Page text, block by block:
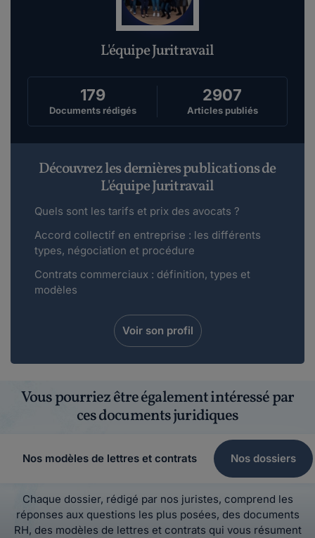
L'équipe Juritravail
179
Documents rédigés
2907
Articles publiés
Découvrez les dernières publications de
L'équipe Juritravail
Quels sont les tarifs et prix des avocats ?
Accord collectif en entreprise : les différents
types, négociation et procédure
Contrats commerciaux : définition, types et
modèles
Voir son profil
Vous pourriez être également intéressé par
ces documents juridiques
Nos modèles de lettres et contrats Nos dossiers
Chaque dossier, rédigé par nos juristes, comprend les
réponses aux questions les plus posées, des documents
RH, des modèles de lettres et contrats qui vous résument